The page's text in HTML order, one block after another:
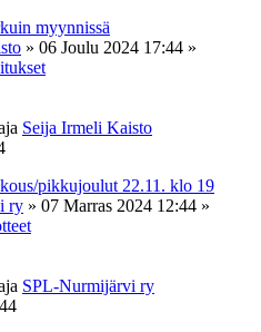
myynnissä
» 06 Joulu 2024 17:44 »
Seija Irmeli Kaisto
pikkujoulut 22.11. klo 19
ry » 07 Marras 2024 12:44 »
SPL-Nurmijärvi ry